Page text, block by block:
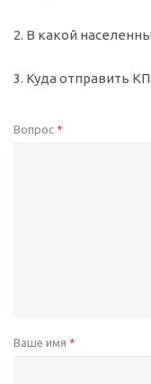
2. В какой
3. Куда отправить
Вопрос *
Ваше имя *